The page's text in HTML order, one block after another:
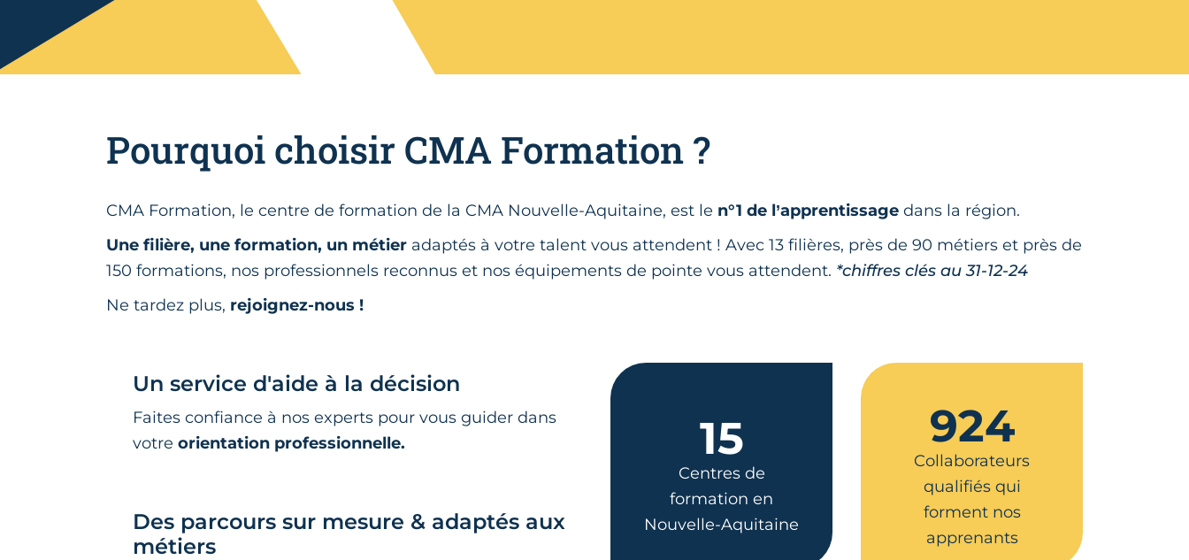
Pourquoi choisir CMA Formation ?
CMA Formation, le centre de formation de la CMA Nouvelle-Aquitaine, est le n°1 de l’apprentissage dans la région.
Une filière, une formation, un métier adaptés à votre talent vous attendent ! Avec 13 filières, près de 90 métiers et près de
150 formations, nos professionnels reconnus et nos équipements de pointe vous attendent. *chiffres clés au 31-12-24
Ne tardez plus, rejoignez-nous !
Un service d'aide à la décision
Faites confiance à nos experts pour vous guider dans
votre orientation professionnelle.
Des parcours sur mesure & adaptés aux
métiers
15
Centres de
formation en
Nouvelle-Aquitaine
924
Collaborateurs
qualifiés qui
forment nos
apprenants